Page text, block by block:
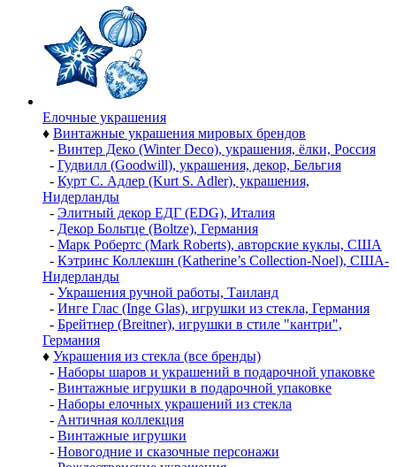
Елочные украшения
♦ Винтажные украшения мировых брендов
- Винтер Деко (Winter Deco), украшения, ёлки, Россия
- Гудвилл (Goodwill), украшения, декор, Бельгия
- Курт С. Адлер (Kurt S. Adler), украшения,
Нидерланды
- Элитный декор ЕДГ (EDG), Италия
- Декор Больтце (Boltze), Германия
- Марк Робертс (Mark Roberts), авторские куклы, США
- Кэтринс Коллекшн (Katherine’s Collection-Noel), США-
Нидерланды
- Украшения ручной работы, Таиланд
- Инге Глас (Inge Glas), игрушки из стекла, Германия
- Брейтнер (Breitner), игрушки в стиле "кантри",
Германия
♦ Украшения из стекла (все бренды)
- Наборы шаров и украшений в подарочной упаковке
- Винтажные игрушки в подарочной упаковке
- Наборы елочных украшений из стекла
- Античная коллекция
- Винтажные игрушки
- Новогодние и сказочные персонажи